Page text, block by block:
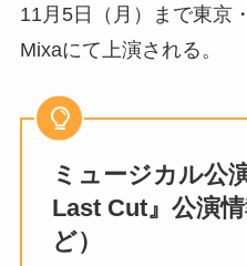
11月5日（月）まで東京
Mixaにて上演される。
ミュージカル公
Last Cut』公演
ど）